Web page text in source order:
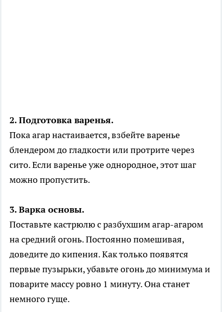
2. Подготовка варенья.
Пока агар настаивается, взбейте варенье
блендером до гладкости или протрите через
сито. Если варенье уже однородное, этот шаг
можно пропустить.
3. Варка основы.
Поставьте кастрюлю с разбухшим агар-агаром
на средний огонь. Постоянно помешивая,
доведите до кипения. Как только появятся
первые пузырьки, убавьте огонь до минимума и
поварите массу ровно 1 минуту. Она станет
немного гуще.